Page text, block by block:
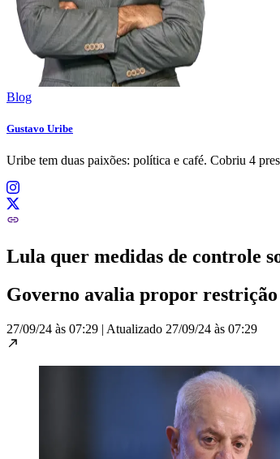
Blog
Gustavo Uribe
Uribe tem duas paixões: política e café. Cobriu 4
Lula quer medidas de controle
Governo avalia propor
27/09/24 às 07:29 | Atualizado 27/09/24 às 07:29